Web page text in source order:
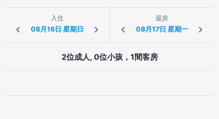
入住 退房
2位成人, 0位小孩，1間客房